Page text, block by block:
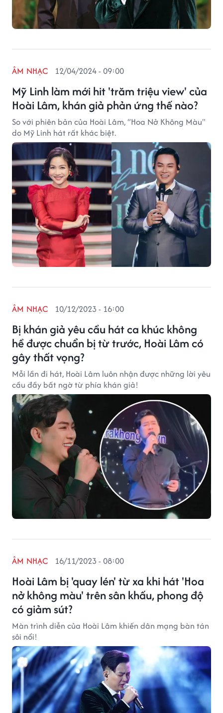
Mỹ Linh làm mới hit 'trăm triệu view' của
Hoài Lâm, khán giả phản ứng thế nào?
ÂM NHẠC 12/04/2024 - 09:00
So với phiên bản của Hoài Lâm, “Hoa Nở Không Màu"
do Mỹ Linh hát rất khác biệt.
Bị khán giả yêu cầu hát ca khúc không
hề được chuẩn bị từ trước, Hoài Lâm có
gây thất vọng?
ÂM NHẠC 10/12/2023 - 16:00
Mỗi lần đi hát, Hoài Lâm luôn nhận được những lời yêu
cầu đầy bất ngờ từ phía khán giả!
Hoài Lâm bị 'quay lén' từ xa khi hát 'Hoa
nở không màu' trên sân khấu, phong độ
có giảm sút?
ÂM NHẠC 16/11/2023 - 08:00
Màn trình diễn của Hoài Lâm khiến dân mạng bàn tán
sôi nổi!